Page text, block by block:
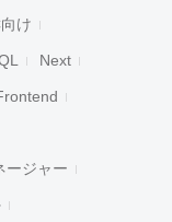
け
Next
ージャー